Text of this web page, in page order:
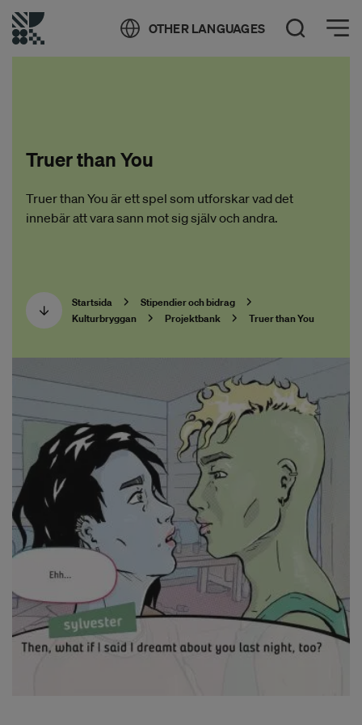
OTHER LANGUAGES Öppna sök
Öppna meny
Truer than You
Truer than You är ett spel som utforskar vad det
innebär att vara sann mot sig själv och andra.
Startsida
Stipendier och bidrag
Kulturbryggan
Projektbank Truer than You